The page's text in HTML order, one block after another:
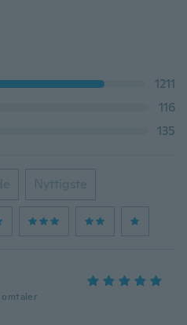
1211
116
135
Nyttigste
omtaler